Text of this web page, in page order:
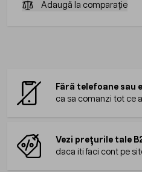
Adaugă la comparație
Fără telefoane sau
ca sa comanzi tot ce
Vezi prețurile tale
daca iti faci cont pe